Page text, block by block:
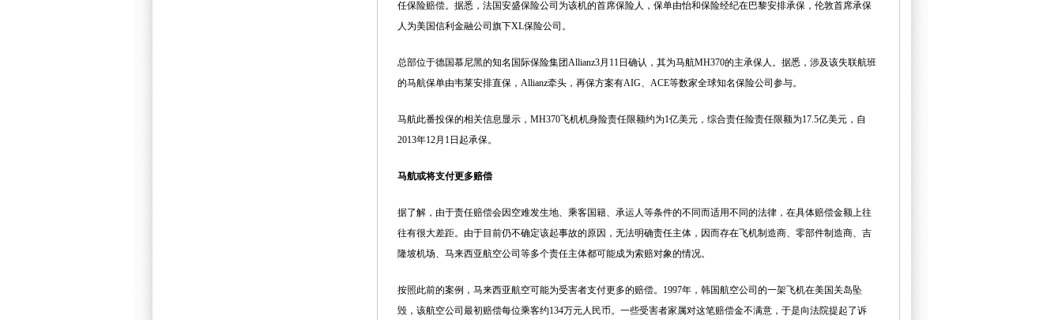
任保险赔偿。据悉，法国安盛保险公司为该机的首席保险人，保单由怡和保险经纪在巴黎安排承保，伦敦首席承保
人为美国信利金融公司旗下XL保险公司。
总部位于德国慕尼黑的知名国际保险集团Allianz3月11日确认，其为马航MH370的主承保人。据悉，涉及该失联航班
的马航保单由韦莱安排直保，Allianz牵头，再保方案有AIG、ACE等数家全球知名保险公司参与。
马航此番投保的相关信息显示，MH370飞机机身险责任限额约为1亿美元，综合责任险责任限额为17.5亿美元，自
2013年12月1日起承保。
马航或将支付更多赔偿
据了解，由于责任赔偿会因空难发生地、乘客国籍、承运人等条件的不同而适用不同的法律，在具体赔偿金额上往
往有很大差距。由于目前仍不确定该起事故的原因，无法明确责任主体，因而存在飞机制造商、零部件制造商、吉
隆坡机场、马来西亚航空公司等多个责任主体都可能成为索赔对象的情况。
按照此前的案例，马来西亚航空可能为受害者支付更多的赔偿。1997年，韩国航空公司的一架飞机在美国关岛坠
毁，该航空公司最初赔偿每位乘客约134万元人民币。一些受害者家属对这笔赔偿金不满意，于是向法院提起了诉